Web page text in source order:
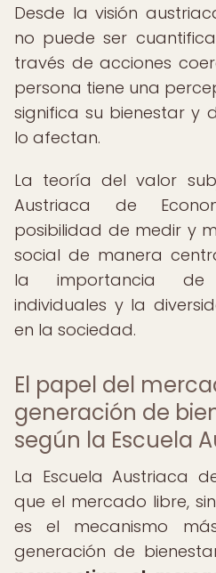
Desde la visión
no puede ser
través de acciones
persona tiene una
significa su bienestar y
lo afectan.
La teoría del valor
Austriaca de
posibilidad de medir y
social de manera
la importancia de
individuales y la
en la sociedad.
El papel del
generación de
según la Escuela
La Escuela Austriaca
que el mercado libre,
es el mecanismo
generación de